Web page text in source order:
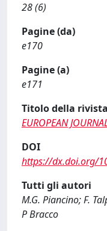
28 (6)
Pagine (da)
e170
Pagine (a)
e171
Titolo della rivista
EUROPEAN
DOI
https://dx.doi.org/
Tutti gli autori
M.G. Piancino; F.
P Bracco